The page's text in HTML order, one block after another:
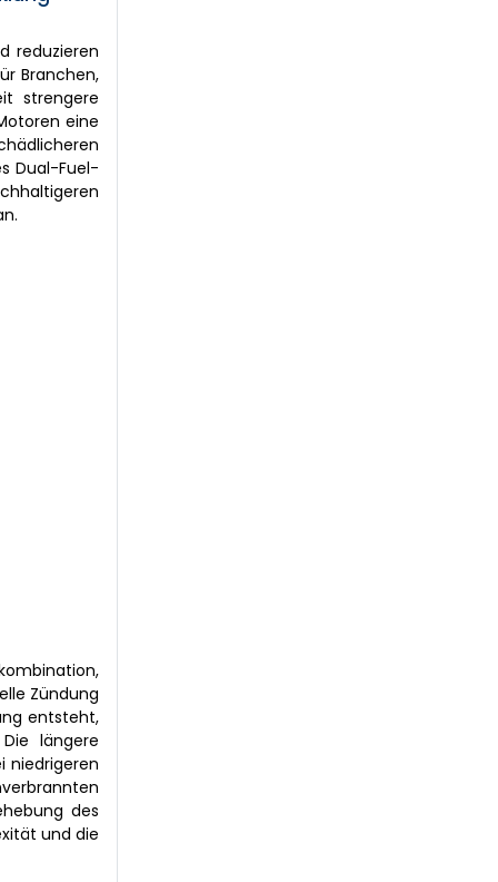
reduzieren
Branchen,
strengere
eine
Dual-Fuel-
Zündung
entsteht,
längere
niedrigeren
des
und die